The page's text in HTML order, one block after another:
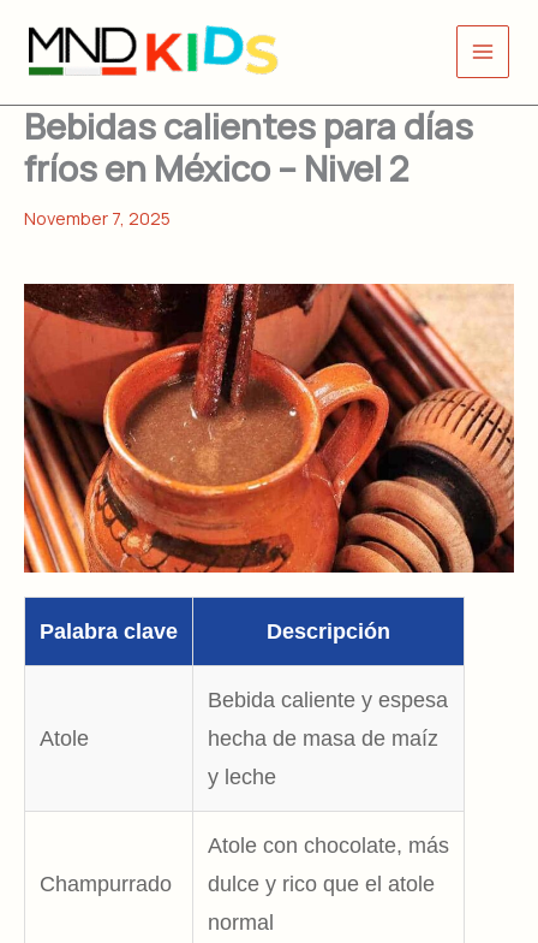
content
Bebidas calientes para días
fríos en México – Nivel 2
Palabra clave Descripción
Atole
Bebida caliente y espesa
hecha de masa de maíz
y leche
Champurrado
Atole con chocolate, más
dulce y rico que el atole
normal